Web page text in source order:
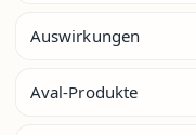
Auswirkungen
Aval-Produkte